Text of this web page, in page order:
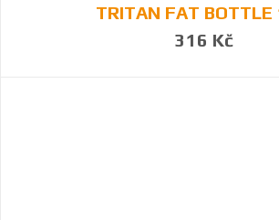
TRITAN FAT BOTTLE
316 Kč